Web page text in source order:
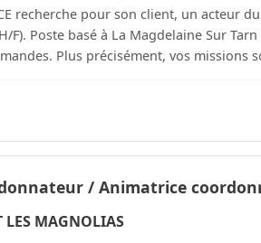
recherche pour son client, un acteur
F). Poste basé à La Magdelaine Sur
/ Animatrice
LES MAGNOLIAS